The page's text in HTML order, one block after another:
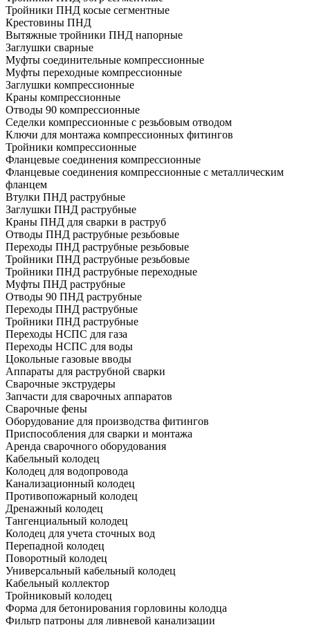
Тройники ПНД косые сегментные
Крестовины ПНД
Вытяжные тройники ПНД напорные
Заглушки сварные
Муфты соединительные компрессионные
Муфты переходные компрессионные
Заглушки компрессионные
Краны компрессионные
Отводы 90 компрессионные
Седелки компрессионные с резьбовым отводом
Ключи для монтажа компрессионных фитингов
Тройники компрессионные
Фланцевые соединения компрессионные
Фланцевые соединения компрессионные с металлическим
фланцем
Втулки ПНД раструбные
Заглушки ПНД раструбные
Краны ПНД для сварки в раструб
Отводы ПНД раструбные резьбовые
Переходы ПНД раструбные резьбовые
Тройники ПНД раструбные резьбовые
Тройники ПНД раструбные переходные
Муфты ПНД раструбные
Отводы 90 ПНД раструбные
Переходы ПНД раструбные
Тройники ПНД раструбные
Переходы НСПС для газа
Переходы НСПС для воды
Цокольные газовые вводы
Аппараты для раструбной сварки
Сварочные экструдеры
Запчасти для сварочных аппаратов
Сварочные фены
Оборудование для производства фитингов
Приспособления для сварки и монтажа
Аренда сварочного оборудования
Кабельный колодец
Колодец для водопровода
Канализационный колодец
Противопожарный колодец
Дренажный колодец
Тангенциальный колодец
Колодец для учета сточных вод
Перепадной колодец
Поворотный колодец
Универсальный кабельный колодец
Кабельный коллектор
Тройниковый колодец
Форма для бетонирования горловины колодца
Фильтр патроны для ливневой канализации